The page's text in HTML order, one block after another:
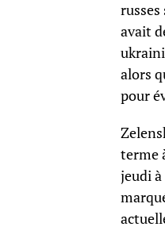
avait
alors
pour
terme
jeudi à